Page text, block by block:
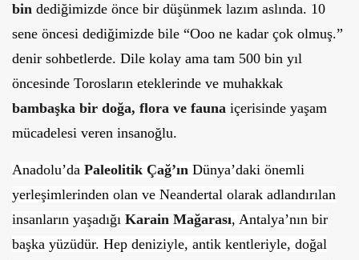
bin dediğimizde önce bir düşünmek lazım aslında. 10
sene öncesi dediğimizde bile “Ooo ne kadar çok olmuş.”
denir sohbetlerde. Dile kolay ama tam 500 bin yıl
öncesinde Torosların eteklerinde ve muhakkak
bambaşka bir doğa, flora ve fauna içerisinde yaşam
mücadelesi veren insanoğlu.
Anadolu’da Paleolitik Çağ’ın Dünya’daki önemli
yerleşimlerinden olan ve Neandertal olarak adlandırılan
insanların yaşadığı Karain Mağarası, Antalya’nın bir
başka yüzüdür. Hep deniziyle, antik kentleriyle, doğal